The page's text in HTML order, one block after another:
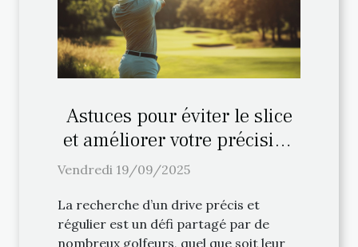
Astuces pour éviter le slice
et améliorer votre précision
au drive
Vendredi 19/09/2025
La recherche d’un drive précis et
régulier est un défi partagé par de
nombreux golfeurs, quel que soit leur